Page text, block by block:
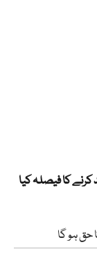
18 فیصد سے کم کر کے 10 فیصد کرنے کا فیصلہ کیا
ہو گا